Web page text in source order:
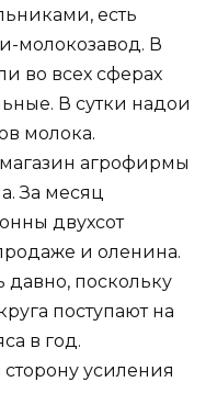
есть
молокозавод. В
во всех сферах
В сутки надои
молока.
агрофирмы
За месяц
двухсот
и оленина.
поскольку
поступают на
в год.
усиления